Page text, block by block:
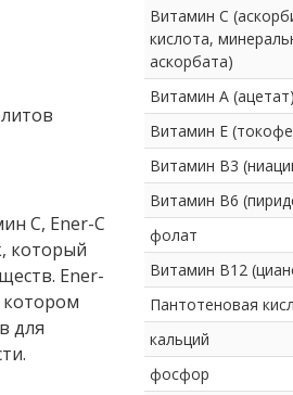
Витамин С
кислота,
аскорбата)
Витамин А (ацетат)
Витамин Е
Витамин B3
Витамин B6
фолат
Витамин B12
Пантотеновая
кальций
фосфор
C, Ener-C
который
Ener-
для